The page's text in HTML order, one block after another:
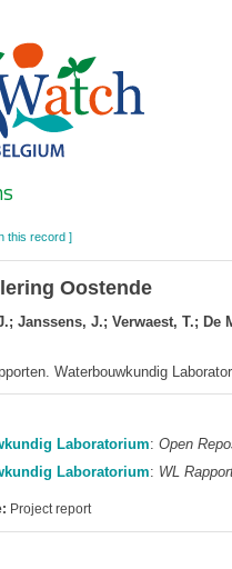
Search
this record ]
Oostende
Janssens, J.; Verwaest, T.; De
Waterbouwkundig
Laboratorium: Open
Laboratorium: WL
Project report